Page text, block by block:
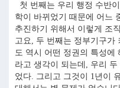
첫 번째는 우리 행정 수반
학이 바뀌었기 때문에 어느
추진하기 위해서 이렇게 조
고요, 두 번째는 정부기구가
도 역시 어떤 정권의 특성에
라고 생각이 되는데, 우리
었다. 그리고 그것이 1년이